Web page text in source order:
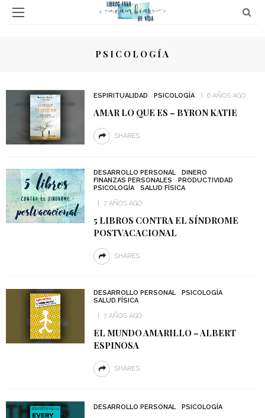
PSICOLOGÍA
ESPIRITUALIDAD PSICOLOGÍA 6 AÑOS AGO
AMAR LO QUE ES – BYRON KATIE
SHARES
DESARROLLO PERSONAL
DINERO
FINANZAS PERSONALES
PRODUCTIVIDAD
PSICOLOGÍA
SALUD FÍSICA
7 AÑOS AGO
5 LIBROS CONTRA EL SÍNDROME
POSTVACACIONAL
SHARES
DESARROLLO PERSONAL
PSICOLOGÍA
SALUD FÍSICA
7 AÑOS AGO
EL MUNDO AMARILLO – ALBERT
ESPINOSA
SHARES
DESARROLLO PERSONAL
PSICOLOGÍA